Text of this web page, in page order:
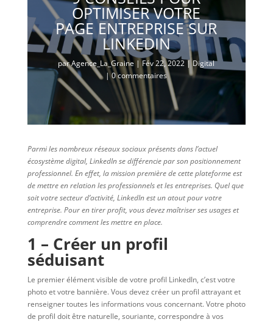
OPTIMISER VOTRE
PAGE ENTREPRISE SUR
LINKEDIN
parAgence_La_Graine |Fév 22, 2022|Digital
|0 commentaires
Parmi les nombreux réseaux sociaux présents dans l’actuel
écosystème digital, LinkedIn se différencie par son positionnement
professionnel. En effet, la mission première de cette plateforme est
de mettre en relation les professionnels et les entreprises. Quel que
soit votre secteur d’activité, LinkedIn est un atout pour votre
entreprise. Pour en tirer profit, vous devez maîtriser ses usages et
comprendre comment les mettre en place.
1 – Créer un profil
séduisant
Le premier élément visible de votre profil LinkedIn, c’est votre
photo et votre bannière. Vous devez créer un profil attrayant et
renseigner toutes les informations vous concernant. Votre photo
de profil doit être naturelle, souriante, correspondre à vos